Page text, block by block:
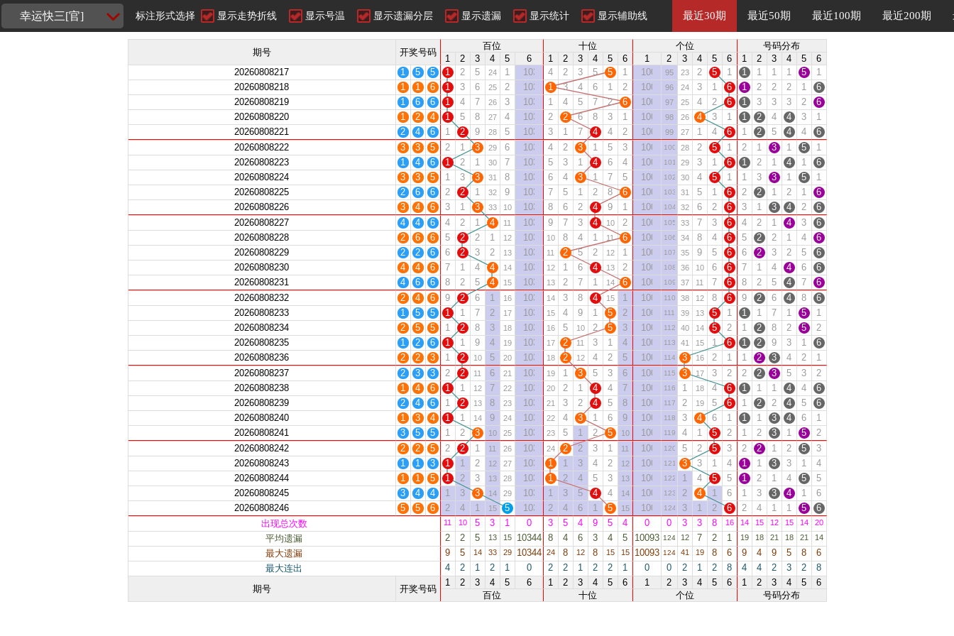
幸运快三[官] 标注形式选择 显示走势折线 显示号温 显示遗漏分层 显示遗漏 显示统计 显示辅助线 最近30期 最近50期 最近100期 最近200期
期号 开奖号码
百位 十位 个位
号码分布
1
2 3 4 5 6 1 2 3 4 5 6 1 2 3 4 5 6 1 2 3 4 5
6
20260808217
1 5 5 1 2 5 24 1 10315 4 2 3 5 5 1 1006495 23 2 5 1 1 1 1 1 5
1
20260808218
1 1 6 1 3 6 25 2 103161 3 4 6 1 2 1006596 24 3 1 6 1 2 2 2 1
6
20260808219
1 6 6 1 4 7 26 3 10317 1 4 5 7 2 6 1006697 25 4 2 6 1 3 3 3 2
6
20260808220
1 2 4 1 5 8 27 4 10318 2 2 6 8 3 1 1006798 26 4 3 1 1 2 4 4 3
1
20260808221
2 4 6 1 2 9 28 5 10319 3 1 7 4 4 2 1006899 27 1 4 6 1 2 5 4 4
6
20260808222
3 3 5 2 1 3 29 6 10320 4 2 3 1 5 3 10069100 28 2 5 1 2 1 3 1 5
1
20260808223
1 4 6 1 2 1 30 7 10321 5 3 1 4 6 4 10070101 29 3 1 6 1 2 1 4 1
6
20260808224
3 3 5 1 3 3 31 8 10322 6 4 3 1 7 5 10071102 30 4 5 1 1 3 3 1 5
1
20260808225
2 6 6 2 2 1 32 9 10323 7 5 1 2 8 6 10072103 31 5 1 6 2 2 1 2 1
6
20260808226
3 4 6 3 1 3 33 10 10324 8 6 2 4 9 1 10073104 32 6 2 6 3 1 3 4 2
6
20260808227
4 4 6 4 2 1 4 11 10325 9 7 3 4 10 2 10074105 33 7 3 6 4 2 1 4 3
6
20260808228
2 6 6 5 2 2 1 12 1032610 8 4 1 11 6 10075106 34 8 4 6 5 2 2 1 4
6
20260808229
2 2 6 6 2 3 2 13 1032711 2 5 2 12 1 10076107 35 9 5 6 6 2 3 2 5
6
20260808230
4 4 6 7 1 4 4 14 1032812 1 6 4 13 2 10077108 36 10 6 6 7 1 4 4 6
6
20260808231
4 6 6 8 2 5 4 15 1032913 2 7 1 14 6 10078109 37 11 7 6 8 2 5 4 7
6
20260808232
2 4 6 9 2 6 1 16 1033014 3 8 4 15 1 10079110 38 12 8 6 9 2 6 4 8
6
20260808233
1 5 5 1 1 7 2 17 1033115 4 9 1 5 2 10080111 39 13 5 1 1 1 7 1 5
1
20260808234
2 5 5 1 2 8 3 18 1033216 5 10 2 5 3 10081112 40 14 5 2 1 2 8 2 5
2
20260808235
1 2 6 1 1 9 4 19 1033317 2 11 3 1 4 10082113 41 15 1 6 1 2 9 3 1
6
20260808236
2 2 3 1 2 10 5 20 1033418 2 12 4 2 5 10083114 3 16 2 1 1 2 3 4 2
1
20260808237
2 3 3 2 2 11 6 21 1033519 1 3 5 3 6 10084115 3 17 3 2 2 2 3 5 3
2
20260808238
1 4 6 1 1 12 7 22 1033620 2 1 4 4 7 10085116 1 18 4 6 1 1 1 4 4
6
20260808239
2 4 6 1 2 13 8 23 1033721 3 2 4 5 8 10086117 2 19 5 6 1 2 2 4 5
6
20260808240
1 3 4 1 1 14 9 24 1033822 4 3 1 6 9 10087118 3 4 6 1 1 1 3 4 6
1
20260808241
3 5 5 1 2 3 10 25 1033923 5 1 2 5 10 10088119 4 1 5 2 1 2 3 1 5
2
20260808242
2 2 5 2 2 1 11 26 1034024 2 2 3 1 11 10089120 5 2 5 3 2 2 1 2 5
3
20260808243
1 1 3 1 1 2 12 27 103411 1 3 4 2 12 10090121 3 3 1 4 1 1 3 3 1
4
20260808244
1 1 5 1 2 3 13 28 103421 2 4 5 3 13 10091122 1 4 5 5 1 2 1 4 5
5
20260808245
3 4 4 1 3 3 14 29 10343 1 3 5 4 4 14 10092123 2 4 1 6 1 3 3 4 1
6
20260808246
5 5 6 2 4 1 15 5 10344 2 4 6 1 5 15 10093124 3 1 2 6 2 4 1 1 5
6
出现总次数
11 10 5 3 1 0 3 5 4 9 5 4 0 0 3 3 8 16 14 15 12 15 14 20
平均遗漏 2 2 5 13 15 10344 8 4 6 3 4 5 10093 124 12 7 2 1 19 18 21 18 21 14
最大遗漏 9 5 14 33 29 10344 24 8 12 8 15 15 10093 124 41 19 8 6 9 4 9 5 8
6
最大连出
4 2 1 2 1 0 2 2 1 2 2 1 0 0 2 1 2 8 4 4 2 3 2
8
期号
开奖号码
1 2 3 4 5 6 1 2 3 4 5 6 1 2 3 4 5 6 1 2 3 4 5
6
百位
十位 个位 号码分布